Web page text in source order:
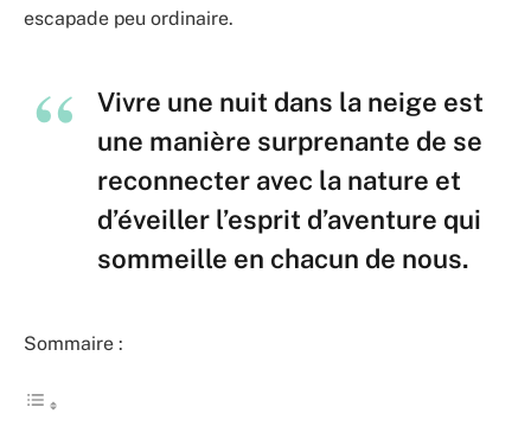
escapade peu ordinaire.
Vivre une nuit dans la neige est
une manière surprenante de se
reconnecter avec la nature et
d’éveiller l’esprit d’aventure qui
sommeille en chacun de nous.
Sommaire :